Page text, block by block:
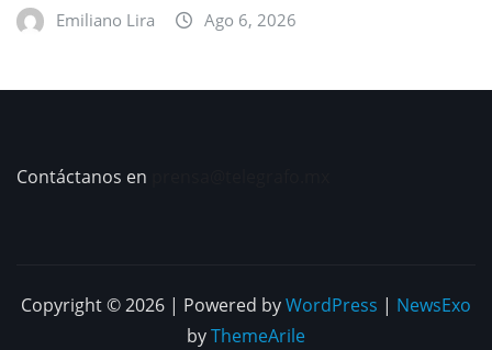
Emiliano Lira Ago 6, 2026
Contáctanos en
Copyright © 2026 | Powered byWordPress | NewsExo
byThemeArile